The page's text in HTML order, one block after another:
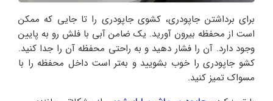
برای برداشتن جاپودری، کشوی جاپودری را تا جایی که ممکن
است از محفظه بیرون آورید. یک ضامن آبی با فلش رو به پایین
وجود دارد. آن را فشار دهید و به راحتی محفظه آن را جدا کنید.
کشو جاپودری را خوب بشویید و بهتر است داخل محفظه را با
مسواک تمیز کنید.